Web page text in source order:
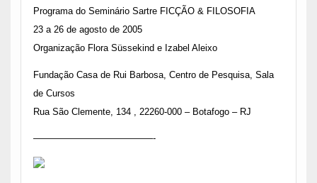
Programa do Seminário Sartre FICÇÃO & FILOSOFIA
23 a 26 de agosto de 2005
Organização Flora Süssekind e Izabel Aleixo
Fundação Casa de Rui Barbosa, Centro de Pesquisa, Sala
de Cursos
Rua São Clemente, 134 , 22260-000 – Botafogo – RJ
—————————————-